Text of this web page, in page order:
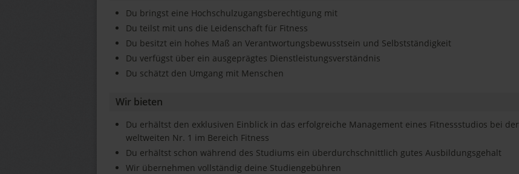
Du bringst eine Hochschulzugangsberechtigung mit
Du teilst mit uns die Leidenschaft für Fitness
Du besitzt ein hohes Maß an Verantwortungsbewusstsein und Selbstständigkeit
Du verfügst über ein ausgeprägtes Dienstleistungsverständnis
Du schätzt den Umgang mit Menschen
Wir bieten
Du erhältst den exklusiven Einblick in das erfolgreiche Management eines Fitnessstudios bei der
weltweiten Nr. 1 im Bereich Fitness
Du erhältst schon während des Studiums ein überdurchschnittlich gutes Ausbildungsgehalt
Wir übernehmen vollständig deine Studiengebühren